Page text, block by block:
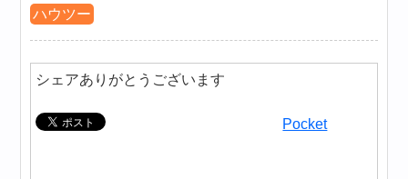
ハウツー
シェアありがとうございます
Pocket